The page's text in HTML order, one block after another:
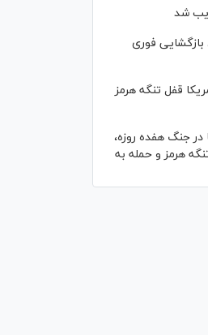
شد
بازگشایی فوری
قفل تنگه هرمز
جنگ هفده روزه،
هرمز و حمله به